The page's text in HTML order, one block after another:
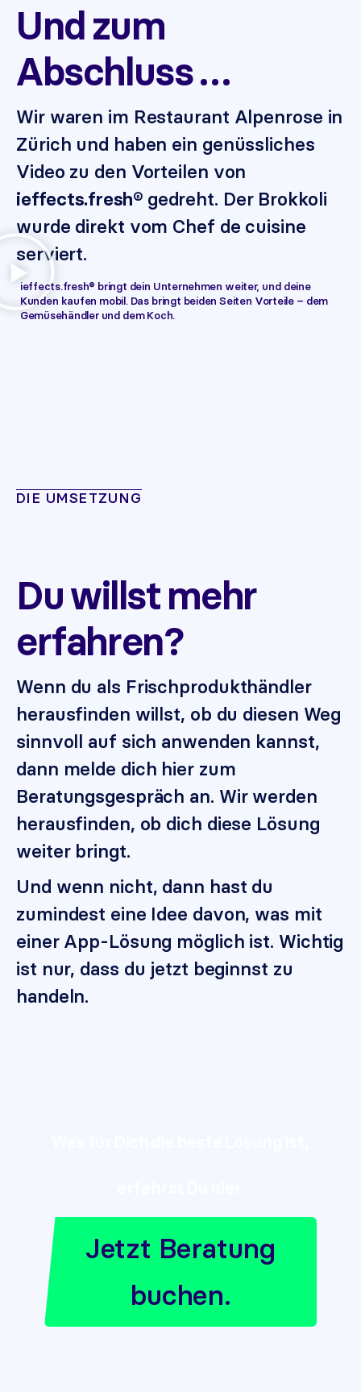
Und zum
Abschluss …
Wir waren im Restaurant Alpenrose in
Zürich und haben ein genüssliches
Video zu den Vorteilen von
ieffects.fresh®gedreht. Der Brokkoli
wurde direkt vom Chef de cuisine
serviert.
ieffects.fresh® bringt dein Unternehmen weiter, und deine
Kunden kaufen mobil. Das bringt beiden Seiten Vorteile – dem
Gemüsehändler und dem Koch.
DIE UMSETZUNG
Du willst mehr
erfahren?
Wenn du als Frischprodukthändler
herausfinden willst, ob du diesen Weg
sinnvoll auf sich anwenden kannst,
dann melde dich hier zum
Beratungsgespräch an. Wir werden
herausfinden, ob dich diese Lösung
weiter bringt.
Und wenn nicht, dann hast du
zumindest eine Idee davon, was mit
einer App-Lösung möglich ist. Wichtig
ist nur, dass du jetzt beginnst zu
handeln.
Jetzt Beratung
buchen.